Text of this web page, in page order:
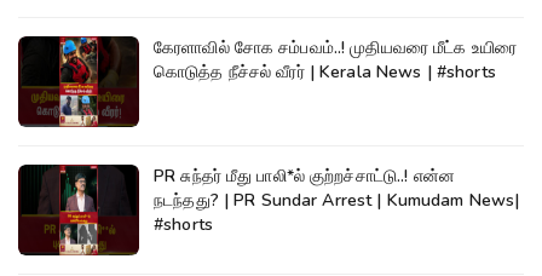
கேரளாவில் சோக சம்பவம்..! முதியவரை மீட்க உயிரை
கொடுத்த நீச்சல் வீரர் | Kerala News | #shorts
PR சுந்தர் மீது பாலி*ல் குற்றச்சாட்டு..! என்ன
நடந்தது? | PR Sundar Arrest | Kumudam News|
#shorts